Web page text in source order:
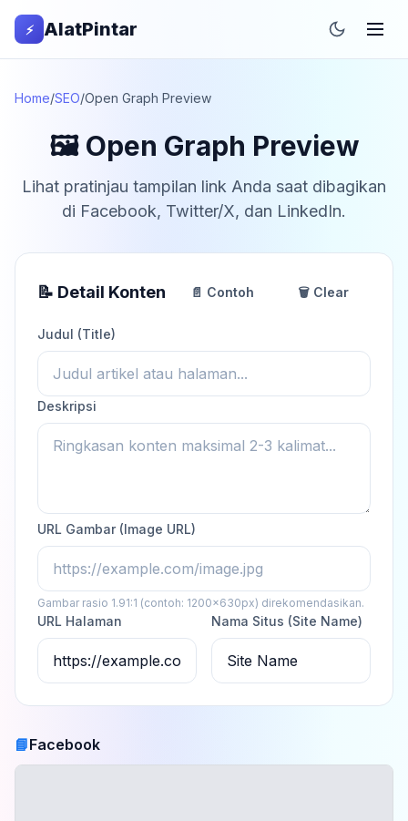
⚡ AlatPintar
Home/SEO/Open Graph Preview
🖼️ Open Graph Preview
Lihat pratinjau tampilan link Anda saat dibagikan
di Facebook, Twitter/X, dan LinkedIn.
📝 Detail Konten 📄 Contoh 🗑️ Clear
Judul (Title)
Deskripsi
URL Gambar (Image URL)
Gambar rasio 1.91:1 (contoh: 1200x630px) direkomendasikan.
URL Halaman Nama Situs (Site Name)
📘Facebook